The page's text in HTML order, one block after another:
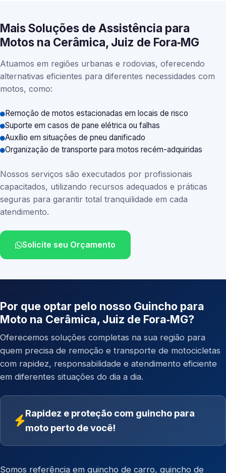
Mais Soluções de Assistência para
Motos na Cerâmica, Juiz de Fora‑MG
Atuamos em regiões urbanas e rodovias, oferecendo
alternativas eficientes para diferentes necessidades com
motos, como:
Remoção de motos estacionadas em locais de risco
Suporte em casos de pane elétrica ou falhas
Auxílio em situações de pneu danificado
Organização de transporte para motos recém-adquiridas
Nossos serviços são executados por profissionais
capacitados, utilizando recursos adequados e práticas
seguras para garantir total tranquilidade em cada
atendimento.
Solicite seu Orçamento
Por que optar pelo nosso Guincho para
Moto na Cerâmica, Juiz de Fora‑MG?
Oferecemos soluções completas na sua região para
quem precisa de remoção e transporte de motocicletas
com rapidez, responsabilidade e atendimento eficiente
em diferentes situações do dia a dia.
Rapidez e proteção com guincho para
moto perto de você!
Somos referência em guincho de carro, guincho de